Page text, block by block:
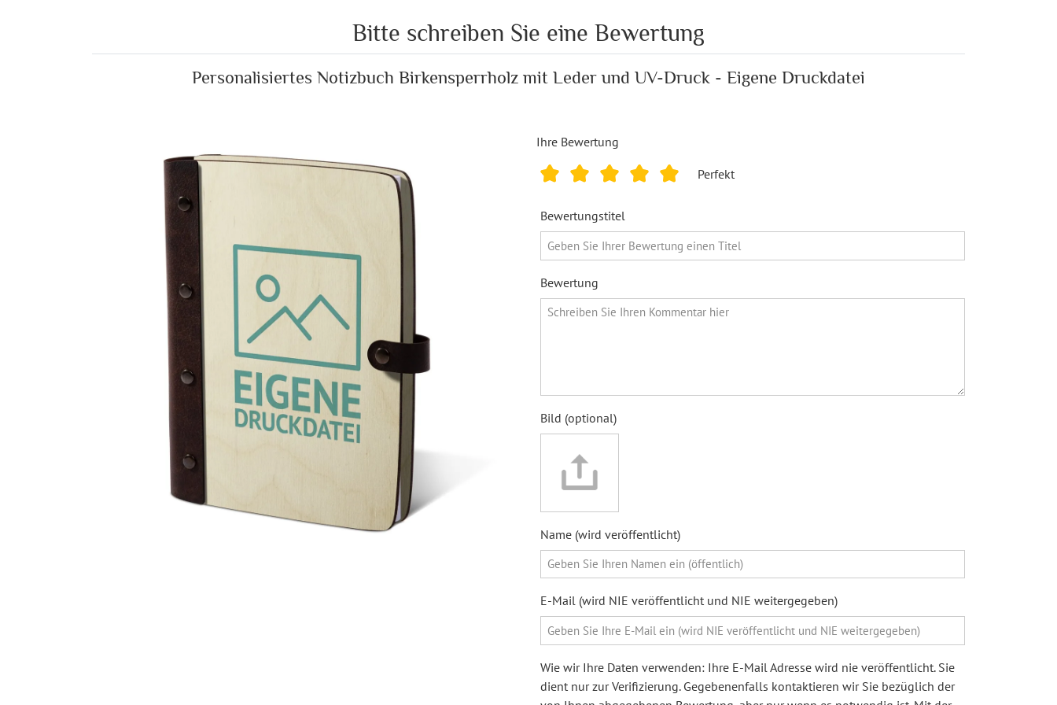
Bitte schreiben Sie eine Bewertung
Personalisiertes Notizbuch Birkensperrholz mit Leder und UV-Druck - Eigene Druckdatei
Ihre Bewertung
Perfekt
Bewertungstitel
Bewertung
Bild (optional)
Name (wird veröffentlicht)
E-Mail (wird NIE veröffentlicht und NIE weitergegeben)
Wie wir Ihre Daten verwenden: Ihre E-Mail Adresse wird nie veröffentlicht. Sie
dient nur zur Verifizierung. Gegebenenfalls kontaktieren wir Sie bezüglich der